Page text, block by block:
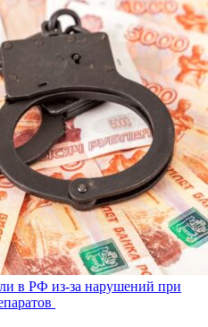
в РФ из-за нарушений при